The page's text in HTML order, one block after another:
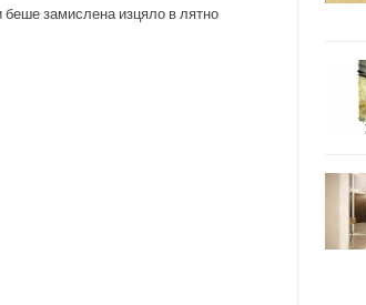
беше замислена изцяло в лятно